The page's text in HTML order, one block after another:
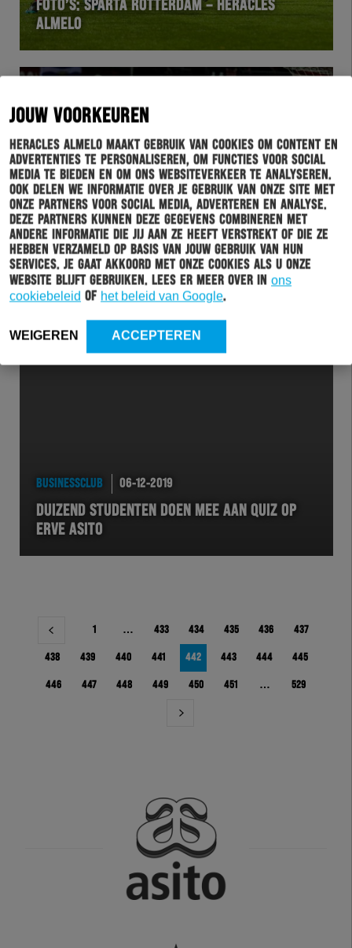
JOUW VOORKEUREN
Heracles Almelo maakt gebruik van cookies om content en
advertenties te personaliseren, om functies voor social
media te bieden en om ons websiteverkeer te analyseren.
Ook delen we informatie over je gebruik van onze site met
onze partners voor social media, adverteren en analyse.
Deze partners kunnen deze gegevens combineren met
andere informatie die jij aan ze heeft verstrekt of die ze
hebben verzameld op basis van jouw gebruik van hun
services. Je gaat akkoord met onze cookies als u onze
website blijft gebruiken. Lees er meer over in ons
cookiebeleid of het beleid van Google.
WEIGEREN ACCEPTEREN
FOTO’S: SPARTA ROTTERDAM – HERACLES
ALMELO
WEDSTRIJD 08-12-2019
SPARTA ROTTERDAM EN HERACLES ALMELO
SCOREN NIET
BUSINESSCLUB 06-12-2019
DUIZEND STUDENTEN DOEN MEE AAN QUIZ OP
ERVE ASITO
Berichtnavigatie
1 … 433 434 435 436 437
438 439 440 441 442 443 444 445
446 447 448 449 450 451 … 529